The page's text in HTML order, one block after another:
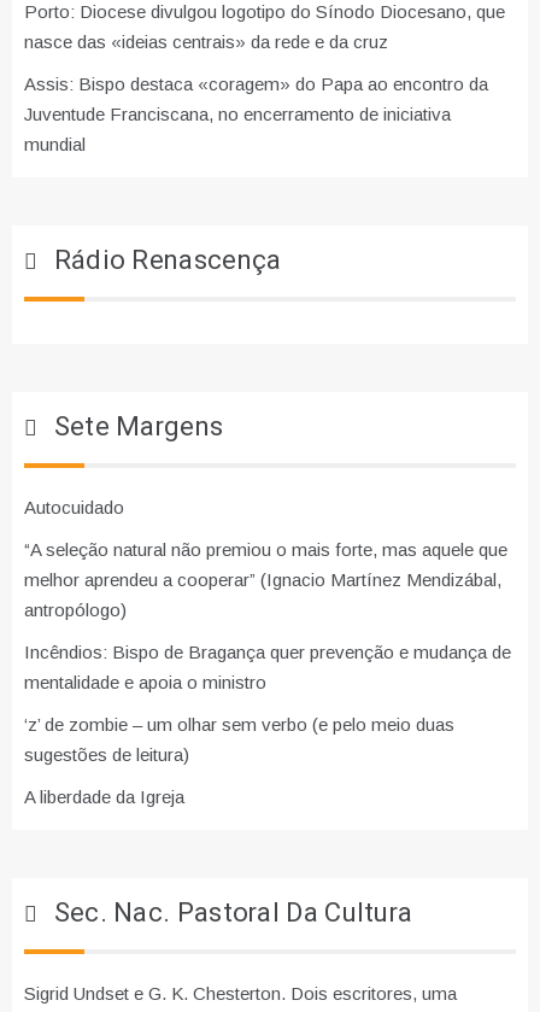
Porto: Diocese divulgou logotipo do Sínodo Diocesano, que
nasce das «ideias centrais» da rede e da cruz
Assis: Bispo destaca «coragem» do Papa ao encontro da
Juventude Franciscana, no encerramento de iniciativa
mundial
Rádio Renascença
Sete Margens
Autocuidado
“A seleção natural não premiou o mais forte, mas aquele que
melhor aprendeu a cooperar” (Ignacio Martínez Mendizábal,
antropólogo)
Incêndios: Bispo de Bragança quer prevenção e mudança de
mentalidade e apoia o ministro
‘z’ de zombie – um olhar sem verbo (e pelo meio duas
sugestões de leitura)
A liberdade da Igreja
Sec. Nac. Pastoral Da Cultura
Sigrid Undset e G. K. Chesterton. Dois escritores, uma